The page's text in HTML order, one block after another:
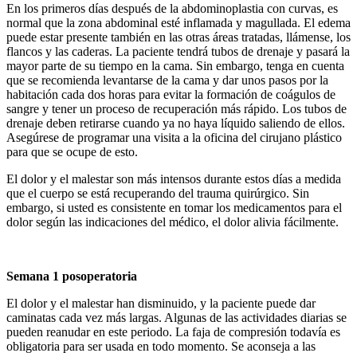
En los primeros días después de la abdominoplastia con curvas, es
normal que la zona abdominal esté inflamada y magullada. El edema
puede estar presente también en las otras áreas tratadas, llámense, los
flancos y las caderas. La paciente tendrá tubos de drenaje y pasará la
mayor parte de su tiempo en la cama. Sin embargo, tenga en cuenta
que se recomienda levantarse de la cama y dar unos pasos por la
habitación cada dos horas para evitar la formación de coágulos de
sangre y tener un proceso de recuperación más rápido. Los tubos de
drenaje deben retirarse cuando ya no haya líquido saliendo de ellos.
Asegúrese de programar una visita a la oficina del cirujano plástico
para que se ocupe de esto.
El dolor y el malestar son más intensos durante estos días a medida
que el cuerpo se está recuperando del trauma quirúrgico. Sin
embargo, si usted es consistente en tomar los medicamentos para el
dolor según las indicaciones del médico, el dolor alivia fácilmente.
Semana 1 posoperatoria
El dolor y el malestar han disminuido, y la paciente puede dar
caminatas cada vez más largas. Algunas de las actividades diarias se
pueden reanudar en este periodo. La faja de compresión todavía es
obligatoria para ser usada en todo momento. Se aconseja a las